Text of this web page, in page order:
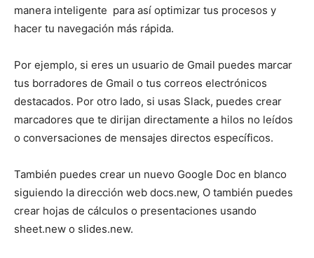
manera inteligente para así optimizar tus procesos y
hacer tu navegación más rápida.
Por ejemplo, si eres un usuario de Gmail puedes marcar
tus borradores de Gmail o tus correos electrónicos
destacados. Por otro lado, si usas Slack, puedes crear
marcadores que te dirijan directamente a hilos no leídos
o conversaciones de mensajes directos específicos.
También puedes crear un nuevo Google Doc en blanco
siguiendo la dirección web docs.new, O también puedes
crear hojas de cálculos o presentaciones usando
sheet.new o slides.new.